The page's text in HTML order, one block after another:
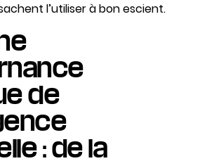
l’utiliser à bon escient.
de
: de la